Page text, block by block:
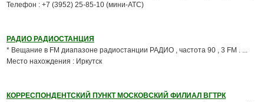
Телефон : +7 (3952) 25-85-10 (мини-АТС)
РАДИО РАДИОСТАНЦИЯ
* Вещание в FM диапазоне радиостанции РАДИО , частота 90 , 3 FM . ...
Место нахождения : Иркутск
КОРРЕСПОНДЕНТСКИЙ ПУНКТ МОСКОВСКИЙ ФИЛИАЛ ВГТРК